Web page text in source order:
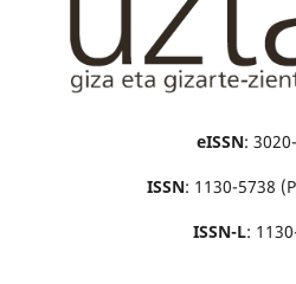
eISSN:
ISSN: 1130-5738
ISSN-L: